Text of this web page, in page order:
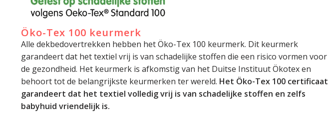
Öko-Tex 100 keurmerk
Alle dekbedovertrekken hebben het Öko-Tex 100 keurmerk. Dit keurmerk
garandeert dat het textiel vrij is van schadelijke stoffen die een risico vormen voor
de gezondheid. Het keurmerk is afkomstig van het Duitse Instituut Ökotex en
behoort tot de belangrijkste keurmerken ter wereld. Het Öko-Tex 100 certificaat
garandeert dat het textiel volledig vrij is van schadelijke stoffen en zelfs
babyhuid vriendelijk is.